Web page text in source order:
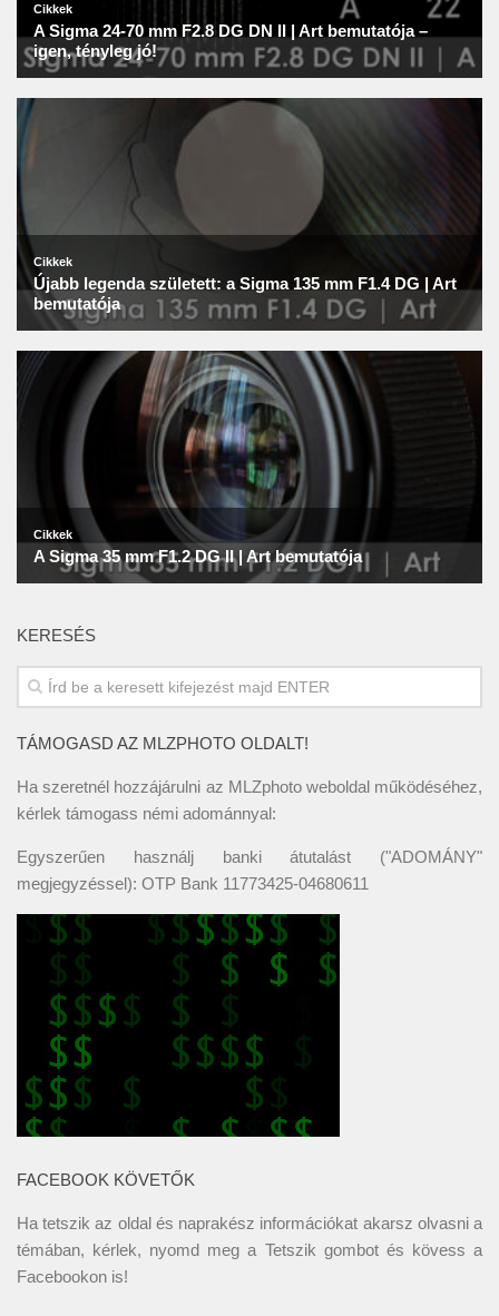
KERESÉS
TÁMOGASD AZ MLZPHOTO OLDALT!
Ha szeretnél hozzájárulni az MLZphoto weboldal működéséhez,
kérlek támogass némi adománnyal:
Egyszerűen használj banki átutalást ("ADOMÁNY"
megjegyzéssel): OTP Bank 11773425-04680611
FACEBOOK KÖVETŐK
Ha tetszik az oldal és naprakész információkat akarsz olvasni a
témában, kérlek, nyomd meg a Tetszik gombot és kövess a
Facebookon is!